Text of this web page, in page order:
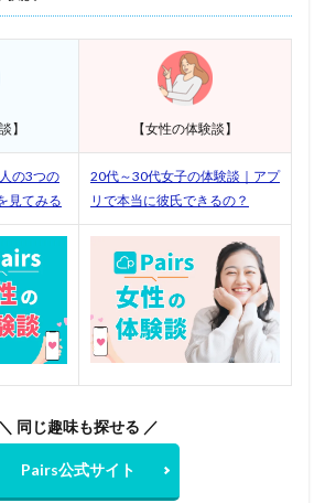
】 【女性の体験談】
の3つの
見てみる
20代～30代女子の体験談｜アプ
リで本当に彼氏できるの？
＼ 同じ趣味も探せる ／
Pairs公式サイト